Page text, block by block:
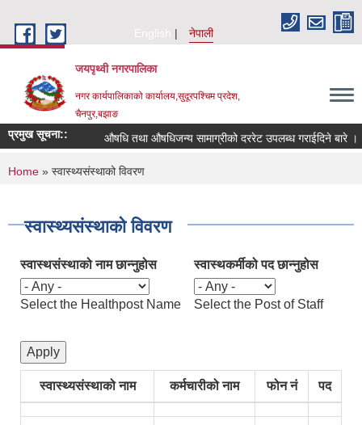
English
नेपाली
जयपृथ्वी नगरपालिका
नगर कार्यपालिकाको कार्यालय,सुदूरपश्चिम प्रदेश,
चैनपुर,बझाङ
प्रमुख सूचना:: औषधि तथा औषधिजन्य सामाग्रीको दररेट उपलब्ध गराईदिने बारे ।
You are here
Home » स्वास्थ्यसंस्थाको विवरण
स्वास्थ्यसंस्थाको विवरण
स्वास्थसंस्थाको नाम छान्‍नुहोस
Select the Healthpost Name
स्वास्थकर्मीको पद छान्नुहोस
Select the Post of Staff
स्वास्थ्यसंस्थाको नाम कर्मचारीको नाम फोन नं पद